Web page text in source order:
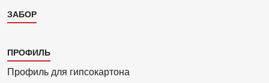
ЗАБОР
Каталог
3
ПРОФИЛЬ
Профиль для гипсо­картона